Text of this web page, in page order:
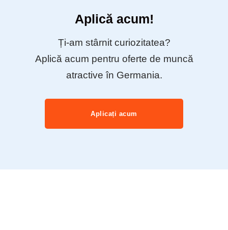
Aplică acum!
Ți-am stârnit curiozitatea?
Aplică acum pentru oferte de muncă
atractive în Germania.
Aplicați acum